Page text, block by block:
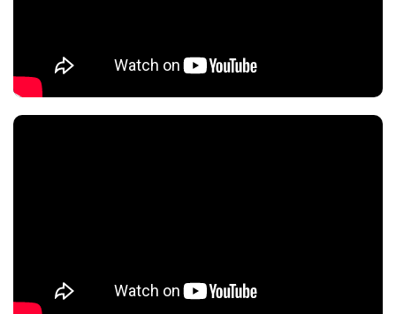
808 г
Колір корпусу:
Характеристики та комплектація товару можуть змінюватися